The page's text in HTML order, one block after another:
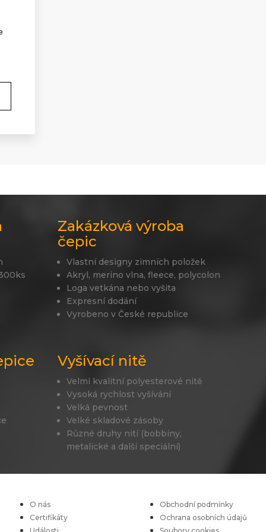
Zakázková výroba
čepic
Vlastní designy zimních položek
Akryl, merino vlna, fleece, polycolon
Loga vetkána nebo vyšita
Expresní dodání
Vyrobeno v České republice
Vyšívací nitě
Velmi kvalitní polyesterové nitě
Vysoká rychlost vyšívání
Velká pevnost
Velké skladové zásoby
Různé druhy nití (bobbiny,
metalické a další speciální)
O nás
Certifikáty
Obchodní podmínky
Ochrana osobních údajů